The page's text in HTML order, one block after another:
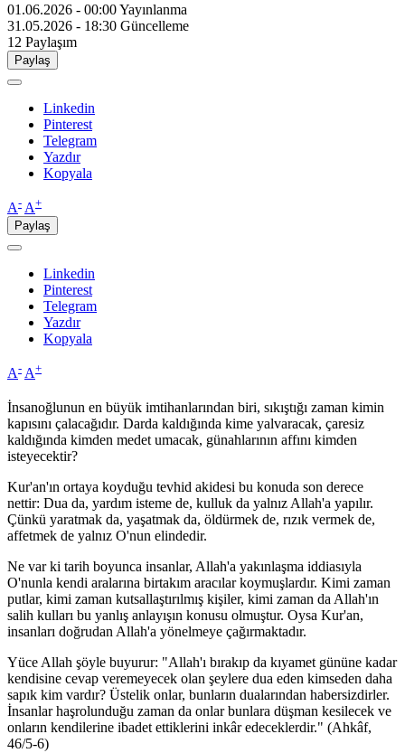
01.06.2026 - 00:00Yayınlanma
31.05.2026 - 18:30 Güncelleme
12 Paylaşım
Paylaş
Linkedin
Pinterest
Telegram
Yazdır
Kopyala
A- A+
Paylaş
Linkedin
Pinterest
Telegram
Yazdır
Kopyala
A- A+
İnsanoğlunun en büyük imtihanlarından biri, sıkıştığı zaman kimin
kapısını çalacağıdır. Darda kaldığında kime yalvaracak, çaresiz
kaldığında kimden medet umacak, günahlarının affını kimden
isteyecektir?
Kur'an'ın ortaya koyduğu tevhid akidesi bu konuda son derece
nettir: Dua da, yardım isteme de, kulluk da yalnız Allah'a yapılır.
Çünkü yaratmak da, yaşatmak da, öldürmek de, rızık vermek de,
affetmek de yalnız O'nun elindedir.
Ne var ki tarih boyunca insanlar, Allah'a yakınlaşma iddiasıyla
O'nunla kendi aralarına birtakım aracılar koymuşlardır. Kimi zaman
putlar, kimi zaman kutsallaştırılmış kişiler, kimi zaman da Allah'ın
salih kulları bu yanlış anlayışın konusu olmuştur. Oysa Kur'an,
insanları doğrudan Allah'a yönelmeye çağırmaktadır.
Yüce Allah şöyle buyurur: "Allah'ı bırakıp da kıyamet gününe kadar
kendisine cevap veremeyecek olan şeylere dua eden kimseden daha
sapık kim vardır? Üstelik onlar, bunların dualarından habersizdirler.
İnsanlar haşrolunduğu zaman da onlar bunlara düşman kesilecek ve
onların kendilerine ibadet ettiklerini inkâr edeceklerdir." (Ahkâf,
46/5-6)